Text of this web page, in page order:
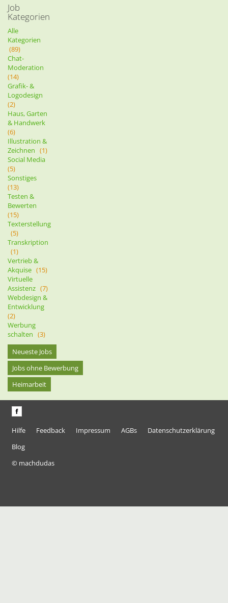
Job
Kategorien
Alle
Kategorien
(89)
Chat-
Moderation
(14)
Grafik- &
Logodesign
(2)
Haus, Garten
& Handwerk
(6)
Illustration &
Zeichnen (1)
Social Media
(5)
Sonstiges
(13)
Testen &
Bewerten
(15)
Texterstellung
(5)
Transkription
(1)
Vertrieb &
Akquise (15)
Virtuelle
Assistenz (7)
Webdesign &
Entwicklung
(2)
Werbung
schalten (3)
Neueste Jobs
Jobs ohne Bewerbung
Heimarbeit
Hilfe Feedback Impressum AGBs
Datenschutzerklärung
Blog
© machdudas